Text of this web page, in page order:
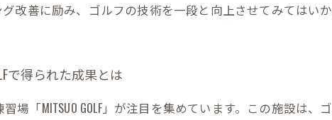
グ改善に励み、ゴルフの技術を一段と向上させてみてはい
で得られた成果とは
場「MITSUO GOLF」が注目を集めています。この施設は